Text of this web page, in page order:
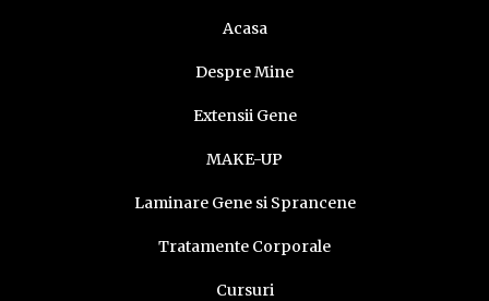
Acasa
Despre Mine
Extensii Gene
MAKE-UP
Laminare Gene si Sprancene
Tratamente Corporale
Cursuri